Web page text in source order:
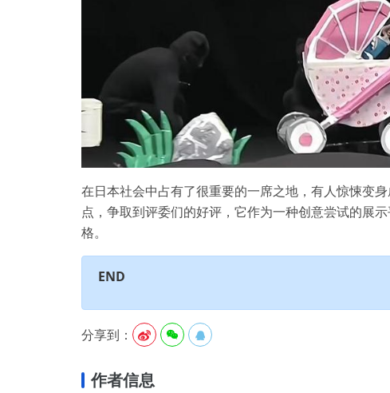
在日本社会中占有了很重要的一席之地，有人惊悚变
点，争取到评委们的好评，它作为一种创意尝试的展
格。
END
分享到：   
作者信息